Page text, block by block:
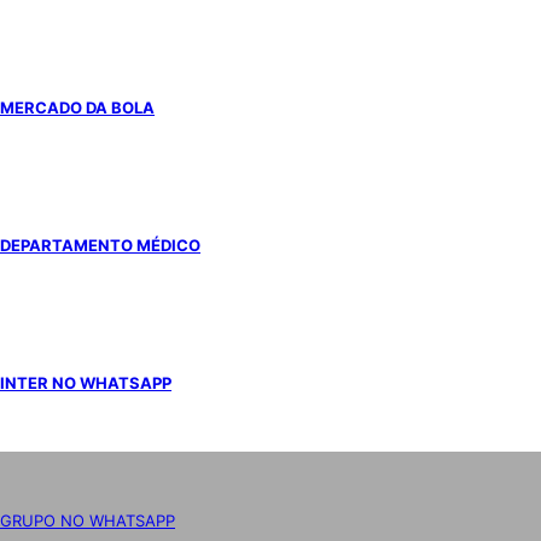
MERCADO DA BOLA
DEPARTAMENTO MÉDICO
INTER NO WHATSAPP
GRUPO NO WHATSAPP